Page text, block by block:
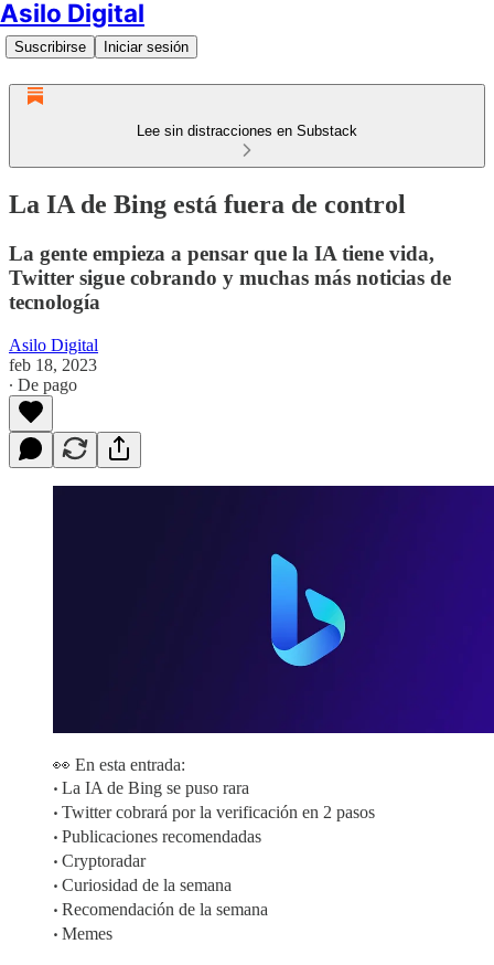
Asilo Digital
Suscribirse Iniciar sesión
Lee sin distracciones en Substack
La IA de Bing está fuera de control
La gente empieza a pensar que la IA tiene vida,
Twitter sigue cobrando y muchas más noticias de
tecnología
Asilo Digital
feb 18, 2023
∙ De pago
👀 En esta entrada:
‧ La IA de Bing se puso rara
‧ Twitter cobrará por la verificación en 2 pasos
‧ Publicaciones recomendadas
‧ Cryptoradar
‧ Curiosidad de la semana
‧ Recomendación de la semana
‧ Memes